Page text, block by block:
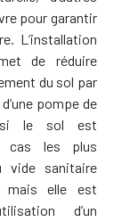
pour garantir
L’installation
de réduire
du sol par
pompe de
si le sol est
cas les plus
vide sanitaire
mais elle est
d’un